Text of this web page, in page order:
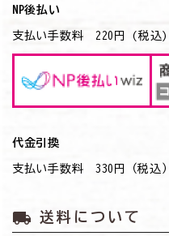
NP後払い
支払い手数料 220円 (税込)
代金引換
支払い手数料 330円（税込）
local_shipping 送料について